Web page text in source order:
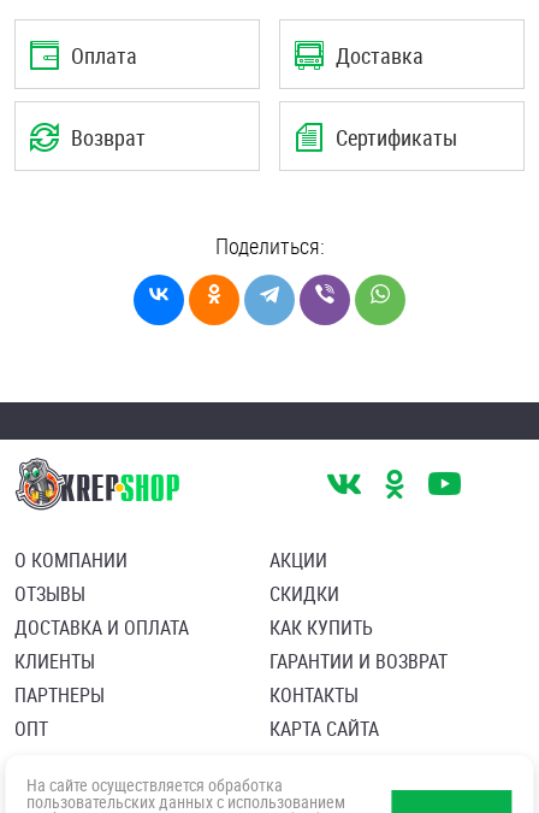
Оплата Доставка
Возврат Сертификаты
Поделиться:
О КОМПАНИИ
ОТЗЫВЫ
ДОСТАВКА И ОПЛАТА
КЛИЕНТЫ
ПАРТНЕРЫ
ОПТ
АКЦИИ
СКИДКИ
КАК КУПИТЬ
ГАРАНТИИ И ВОЗВРАТ
КОНТАКТЫ
КАРТА САЙТА
Политика в отношении обработки персональных данных
Согласие посетителя сайта на обработку персональных данны
На сайте осуществляется обработка
пользовательских данных с использованием